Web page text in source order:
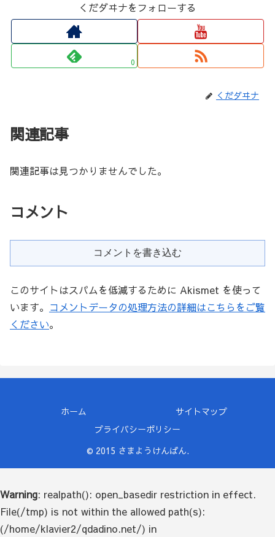
くだダヰナをフォローする
0
くだダヰナ
関連記事
関連記事は見つかりませんでした。
コメント
コメントを書き込む
このサイトはスパムを低減するために Akismet を使って
います。 コメントデータの処理方法の詳細はこちらをご覧
ください。
ホーム
サイトマップ
プライバシーポリシー
© 2015 さまようけんばん.
Warning: realpath(): open_basedir restriction in effect.
File(/tmp) is not within the allowed path(s):
(/home/klavier2/qdadino.net/) in